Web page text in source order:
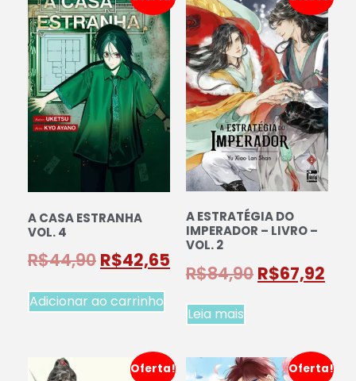
A CASA ESTRANHA
VOL. 4
R$44,90 R$42,65
Adicionar ao carrinho
A ESTRATÉGIA DO
IMPERADOR – LIVRO –
VOL. 2
R$84,90 R$67,92
Leia mais
Oferta! Oferta!